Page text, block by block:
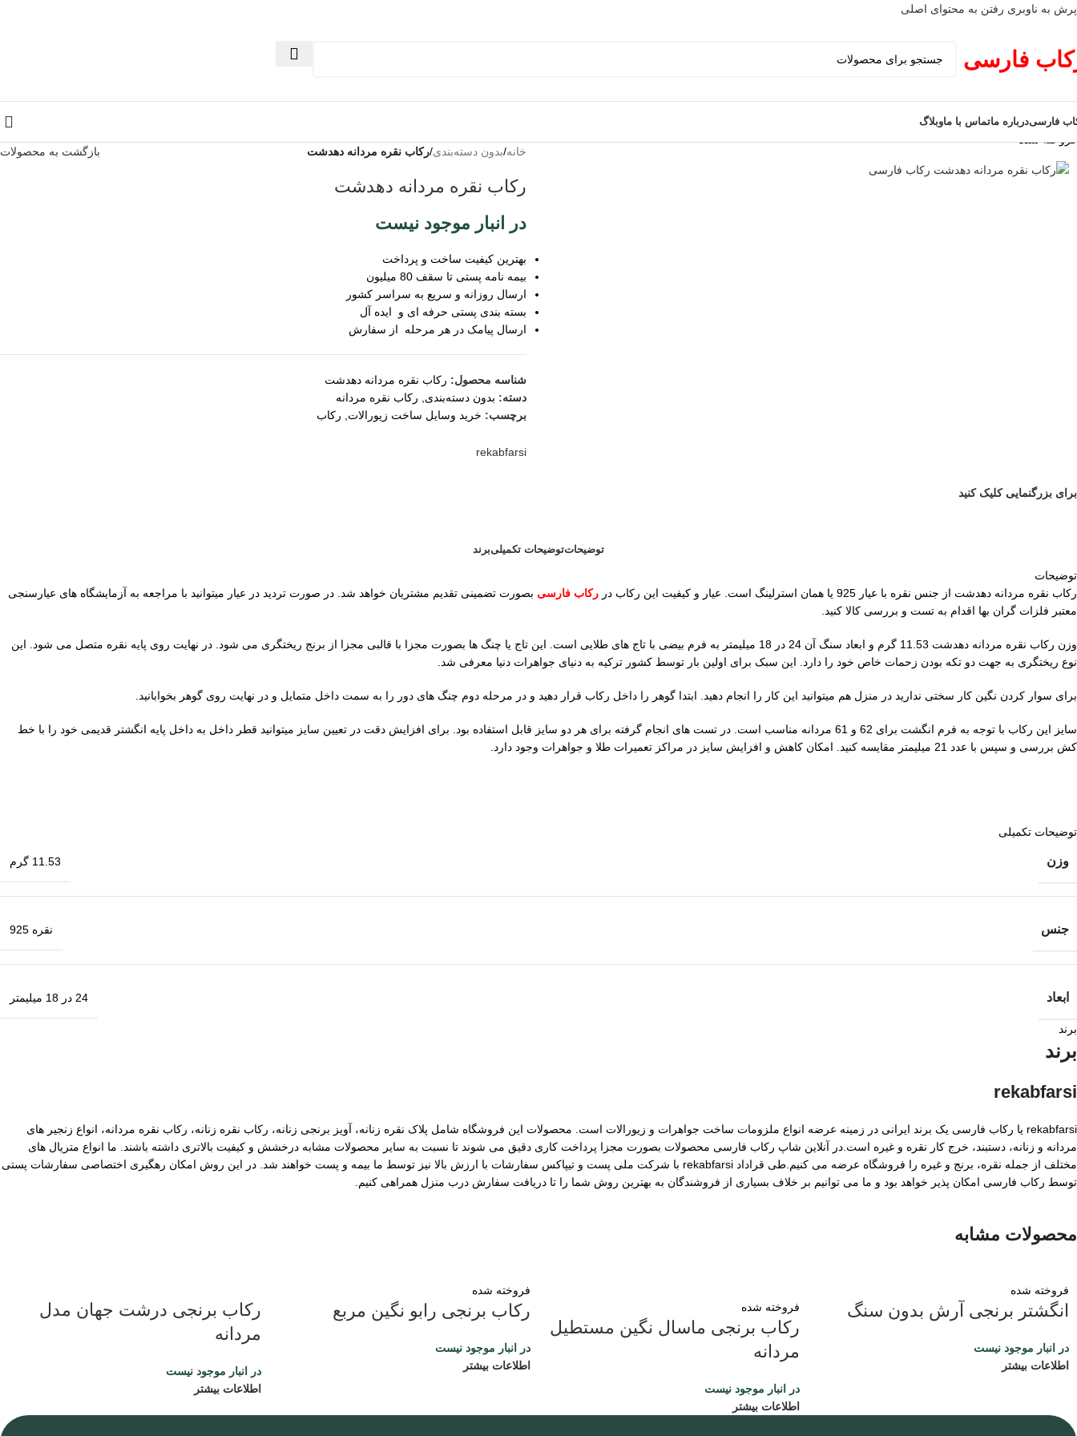
پرش به ناوبری رفتن به محتوای اصلی
فارسی
فارسیدرباره ماتماس با ماوبلاگ
فروخته شده
از طریق
اطلاع بده
محصول
حراج شد
زمانیکه
محصول
موجود شد
برای بزرگنمایی کلیک کنید
خانه/بدون دسته‌بندی/رکاب نقره مردانه دهدشت بازگشت به محصولات
رکاب نقره مردانه دهدشت
در انبار موجود نیست
بهترین کیفیت ساخت و پرداخت
بیمه نامه پستی تا سقف 80 میلیون
ارسال روزانه و سریع به سراسر کشور
بسته بندی پستی حرفه ای و ایده آل
ارسال پیامک در هر مرحله از سفارش
شناسه محصول: رکاب نقره مردانه دهدشت
دسته: بدون دسته‌بندی
رکاب نقره مردانه
برچسب: خرید وسایل ساخت زیورالات رکاب
rekabfarsi
توضیحاتتوضیحات تکمیلیبرند
توضیحات
رکاب نقره مردانه دهدشت از جنس نقره با عیار 925 یا همان استرلینگ است. عیار و کیفیت این رکاب در
رکاب فارسی بصورت تضمینی تقدیم مشتریان خواهد شد. در صورت تردید در عیار میتوانید با مراجعه به آزمایشگاه های عیارسنجی
معتبر فلزات گران بها اقدام به تست و بررسی کالا کنید.
وزن رکاب نقره مردانه دهدشت 11.53 گرم و ابعاد سنگ آن 24 در 18 میلیمتر به فرم بیضی با تاج های طلایی است. این تاج یا چنگ ها بصورت مجزا با قالبی مجزا از برنج ریختگری می شود. در نهایت روی پایه نقره متصل می شود. این
نوع ریختگری به جهت دو تکه بودن زحمات خاص خود را دارد. این سبک برای اولین بار توسط کشور ترکیه به دنیای جواهرات دنیا معرفی شد.
برای سوار کردن نگین کار سختی ندارید در منزل هم میتوانید این کار را انجام دهید. ابتدا گوهر را داخل رکاب قرار دهید و در مرحله دوم چنگ های دور را به سمت داخل متمایل و در نهایت روی گوهر بخوابانید.
سایز این رکاب با توجه به فرم انگشت برای 62 و 61 مردانه مناسب است. در تست های انجام گرفته برای هر دو سایز قابل استفاده بود. برای افزایش دقت در تعیین سایز میتوانید قطر داخل به داخل پایه انگشتر قدیمی خود را با خط
کش بررسی و سپس با عدد 21 میلیمتر مقایسه کنید. امکان کاهش و افزایش سایز در مراکز تعمیرات طلا و جواهرات وجود دارد.
توضیحات تکمیلی
وزن 11.53 گرم
جنس نقره 925
ابعاد 24 در 18 میلیمتر
برند
برند
rekabfarsi
rekabfarsi یا رکاب فارسی یک برند ایرانی در زمینه عرضه انواع ملزومات ساخت جواهرات و زیورالات است. محصولات این فروشگاه شامل پلاک نقره زنانه، آویز برنجی زنانه، رکاب نقره زنانه، رکاب نقره مردانه، انواع زنجیر های
مردانه و زنانه، دستبند، خرج کار نقره و غیره است.در آنلاین شاپ رکاب فارسی محصولات بصورت مجزا پرداخت کاری دقیق می شوند تا نسبت به سایر محصولات مشابه درخشش و کیفیت بالاتری داشته باشند. ما انواع متریال های
مختلف از جمله نقره، برنج و غیره را فروشگاه عرضه می کنیم.طی قراداد rekabfarsi با شرکت ملی پست و تیپاکس سفارشات با ارزش بالا نیز توسط ما بیمه و پست خواهند شد. در این روش امکان رهگیری اختصاصی سفارشات پستی
توسط رکاب فارسی امکان پذیر خواهد بود و ما می توانیم بر خلاف بسیاری از فروشندگان به بهترین روش شما را تا دریافت سفارش درب منزل همراهی کنیم.
محصولات مشابه
فروخته شده
انگشتر برنجی آرش بدون سنگ
در انبار موجود نیست
اطلاعات بیشتر
فروخته شده
رکاب برنجی ماسال نگین مستطیل
مردانه
در انبار موجود نیست
اطلاعات بیشتر
فروخته شده
رکاب برنجی رابو نگین مربع
در انبار موجود نیست
اطلاعات بیشتر
رکاب برنجی درشت جهان مدل
مردانه
در انبار موجود نیست
اطلاعات بیشتر